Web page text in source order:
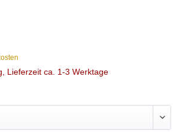
Lieferzeit ca. 1-3 Werktage